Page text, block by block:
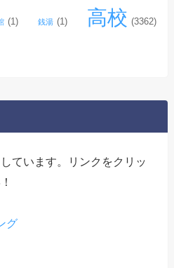
(1) 銭湯 (1) 高校 (3362)
ています。リンクをクリッ
グ